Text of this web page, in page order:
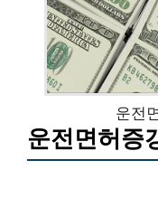
운전
운전면허증